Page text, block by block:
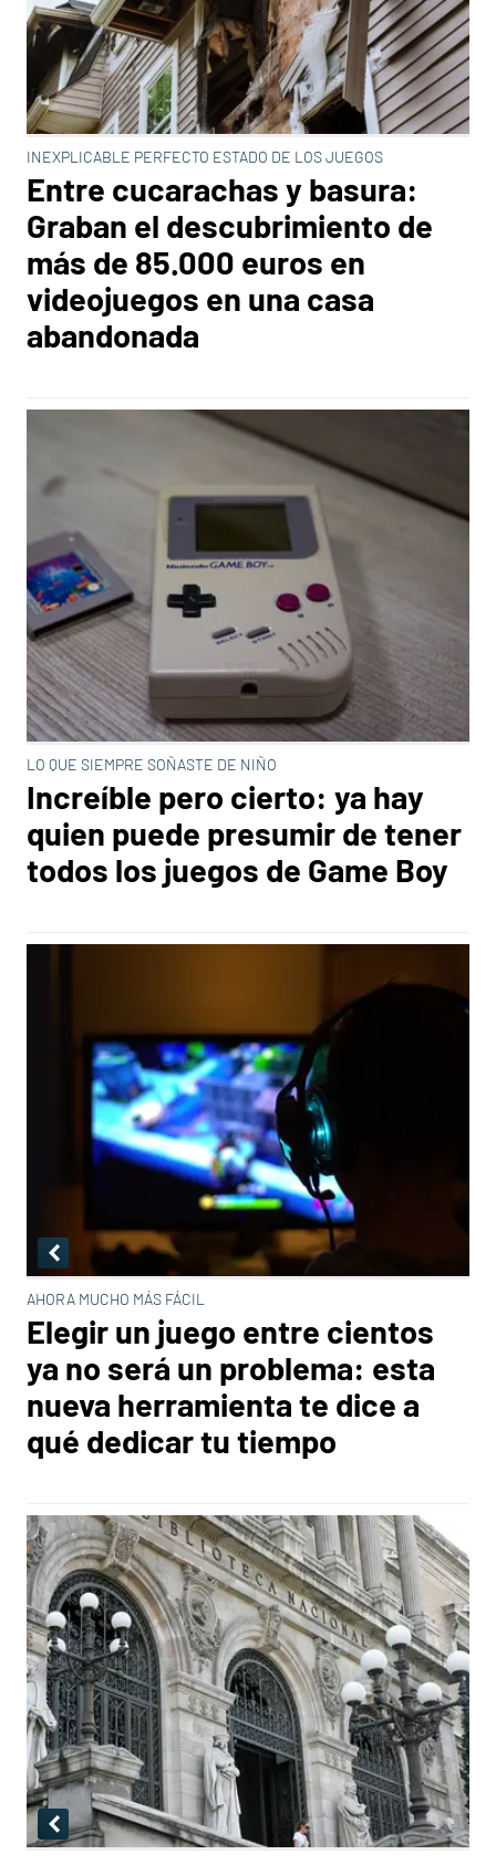
INEXPLICABLE PERFECTO ESTADO DE LOS JUEGOS
Entre cucarachas y basura:
Graban el descubrimiento de
más de 85.000 euros en
videojuegos en una casa
abandonada
LO QUE SIEMPRE SOÑASTE DE NIÑO
Increíble pero cierto: ya hay
quien puede presumir de tener
todos los juegos de Game Boy
AHORA MUCHO MÁS FÁCIL
Elegir un juego entre cientos
ya no será un problema: esta
nueva herramienta te dice a
qué dedicar tu tiempo